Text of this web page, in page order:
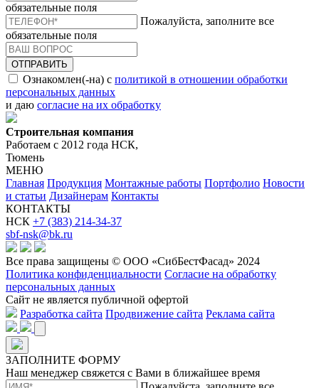
обязательные поля
Пожалуйста, заполните все
обязательные поля
ОТПРАВИТЬ
Ознакомлен(-на) с политикой в отношении обработки
персональных данных
и даю согласие на их обработку
Строительная компания
Работаем с 2012 года НСК,
Тюмень
МЕНЮ
Главная Продукция Монтажные работы Портфолио Новости
и статьи Дизайнерам Контакты
КОНТАКТЫ
НСК +7 (383) 214-34-37
sbf-nsk@bk.ru
Все права защищены © ООО «СибБестФасад» 2024
Политика конфиденциальности Согласие на обработку
персональных данных
Сайт не является публичной офертой
Разработка сайта Продвижение сайта Реклама сайта
ЗАПОЛНИТЕ ФОРМУ
Наш менеджер свяжется с Вами в ближайшее время